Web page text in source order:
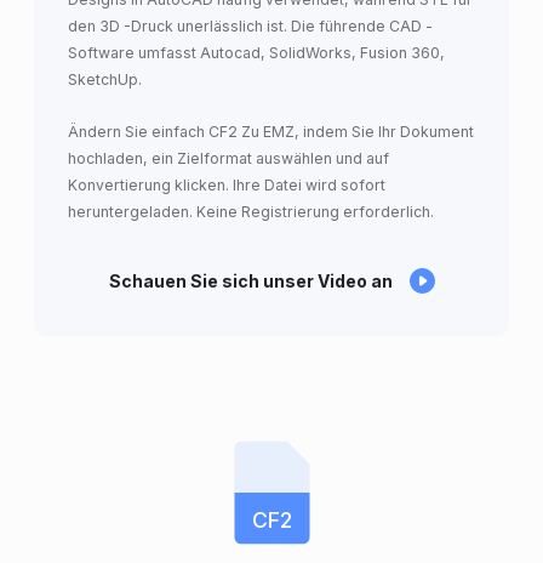
den 3D -Druck unerlässlich ist. Die führende CAD -
Software umfasst Autocad, SolidWorks, Fusion 360,
SketchUp.
Ändern Sie einfach CF2 Zu EMZ, indem Sie Ihr Dokument
hochladen, ein Zielformat auswählen und auf
Konvertierung klicken. Ihre Datei wird sofort
heruntergeladen. Keine Registrierung erforderlich.
Schauen Sie sich unser Video an
CF2